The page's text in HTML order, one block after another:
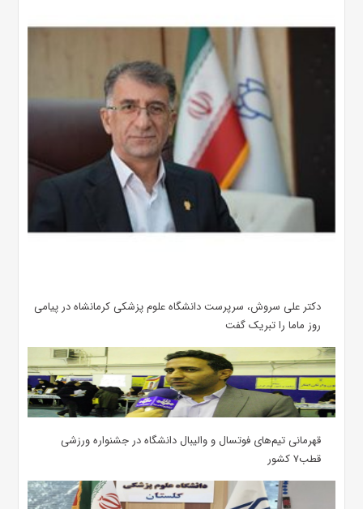
دکتر علی سروش، سرپرست دانشگاه علوم پزشکی کرمانشاه در پیامی
روز ماما را تبریک گفت
قهرمانی تیم‌های فوتسال و والیبال دانشگاه در جشنواره ورزشی
قطب۷ کشور